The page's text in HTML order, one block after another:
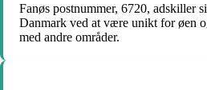
Fanøs postnummer, 6720, adskiller
Danmark ved at være unikt for øen
med andre områder.